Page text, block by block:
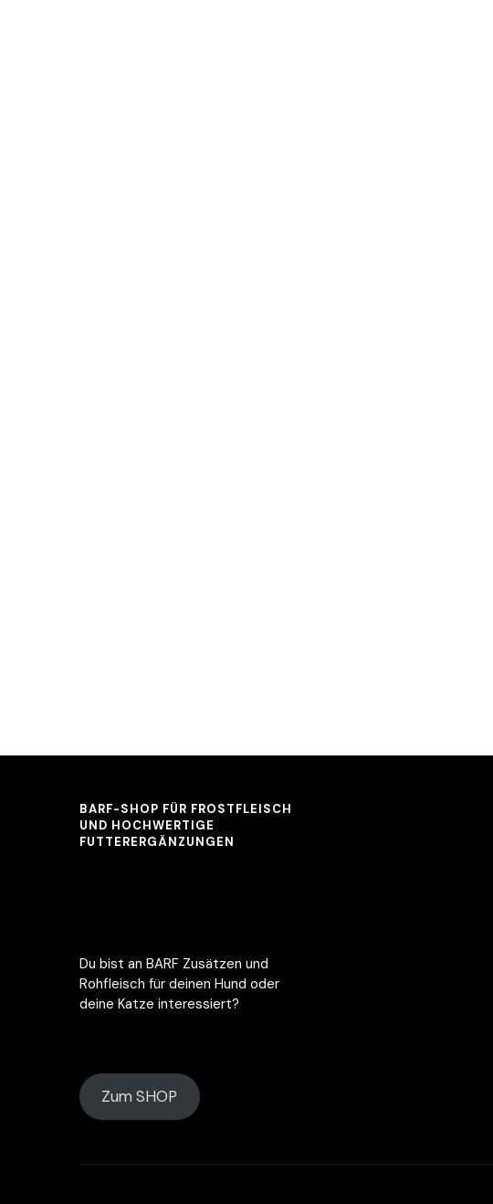
BARF-SHOP FÜR FROSTFLEISCH
UND HOCHWERTIGE
FUTTERERGÄNZUNGEN
Du bist an BARF Zusätzen und
Rohfleisch für deinen Hund oder
deine Katze interessiert?
Zum SHOP